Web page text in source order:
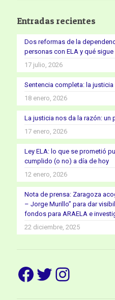
Entradas recientes
Dos reformas de la
personas con ELA y qué
17 julio, 2026
Sentencia completa: la justicia
18 enero, 2026
La justicia nos da la razón: un
17 enero, 2026
Ley ELA: lo que se prometió
cumplido (o no) a día de hoy
12 enero, 2026
Nota de prensa: Zaragoza
– Jorge Murillo” para dar
fondos para ARAELA e
22 diciembre, 2025
Facebook
Twitter